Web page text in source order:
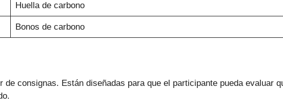
Huella de carbono
Bonos de carbono
consignas. Están diseñadas para que el participante pueda evaluar